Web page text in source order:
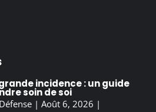
incidence : un guide
soin de soi
| Août 6, 2026 |